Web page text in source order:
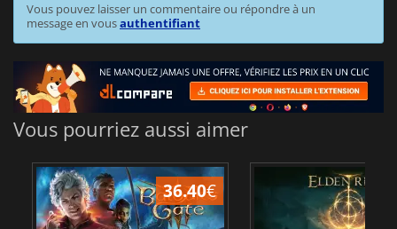
Vous pouvez laisser un commentaire ou répondre à un
message en vousauthentifiant
Vous pourriez aussi aimer
36.40€